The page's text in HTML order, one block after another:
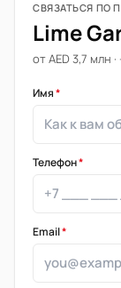
СВЯЗАТЬСЯ ПО
Lime
от AED 3,7 млн
Имя*
Телефон*
Email*